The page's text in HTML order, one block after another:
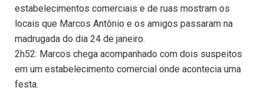
estabelecimentos comerciais e de ruas mostram os
locais que Marcos Antônio e os amigos passaram na
madrugada do dia 24 de janeiro.
2h52: Marcos chega acompanhado com dois suspeitos
em um estabelecimento comercial onde acontecia uma
festa.